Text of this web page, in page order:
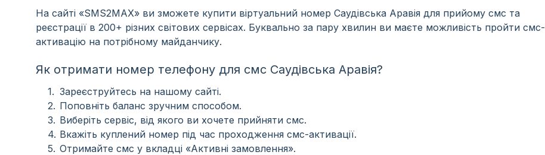
На сайті «SMS2MAX» ви зможете купити віртуальний номер Саудівська Аравія для прийому смс та
реєстрації в 200+ різних світових сервісах. Буквально за пару хвилин ви маєте можливість пройти смс-
активацію на потрібному майданчику.
Як отримати номер телефону для смс Саудівська Аравія?
Зареєструйтесь на нашому сайті.
Поповніть баланс зручним способом.
Виберіть сервіс, від якого ви хочете прийняти смс.
Вкажіть куплений номер під час проходження смс-активації.
Отримайте смс у вкладці «Активні замовлення».